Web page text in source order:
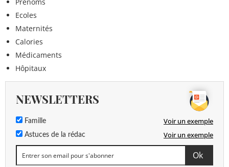
Prénoms
Ecoles
Maternités
Calories
Médicaments
Hôpitaux
NEWSLETTERS
Famille Voir un exemple
Astuces de la rédac Voir un exemple